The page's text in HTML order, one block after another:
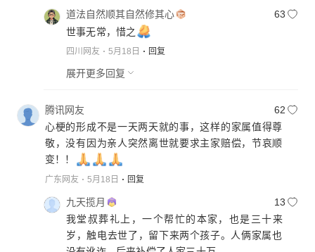
道法自然顺其自然修其心
63
世事无常，惜之
四川网友 5月18日 回复
展开更多回复
腾讯网友
62
心梗的形成不是一天两天就的事，这样的家属值得尊
敬，没有因为亲人突然离世就要求主家赔偿，节哀顺
变！！
广东网友 5月18日 回复
九天揽月
13
我堂叔葬礼上，一个帮忙的本家，也是三十来
岁，触电去世了，留下来两个孩子。人俩家属也